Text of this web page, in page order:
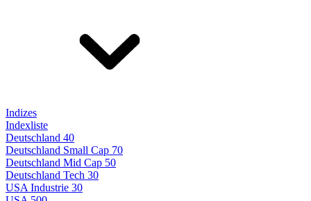
Indizes
Indexliste
Deutschland 40
Deutschland Small Cap 70
Deutschland Mid Cap 50
Deutschland Tech 30
USA Industrie 30